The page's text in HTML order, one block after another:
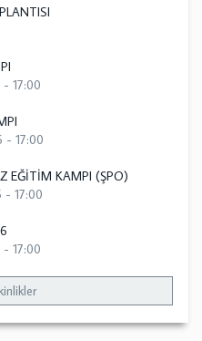
17:00
- 17:00
EĞİTİM KAMPI (ŞPO)
- 17:00
17:00